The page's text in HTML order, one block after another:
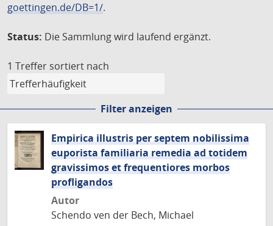
goettingen.de/DB=1/.
Status: Die Sammlung wird laufend ergänzt.
1 Treffer sortiert nach
Filter anzeigen
Empirica illustris per septem nobilissima
euporista familiaria remedia ad totidem
gravissimos et frequentiores morbos
profligandos
Autor
Schendo ven der Bech, Michael